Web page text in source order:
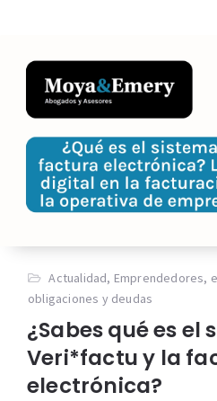
Actualidad, Emprendedores,
obligaciones y deudas
¿Sabes qué es el
Veri*factu y la
electrónica?